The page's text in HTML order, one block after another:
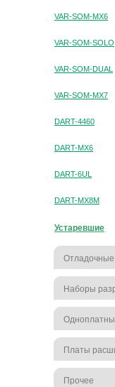
VAR-SOM-MX6
VAR-SOM-SOLO
VAR-SOM-DUAL
VAR-SOM-MX7
DART-4460
DART-MX6
DART-6UL
DART-MX8M
Устаревшие
Отладочные
Наборы
Платы
Прочее